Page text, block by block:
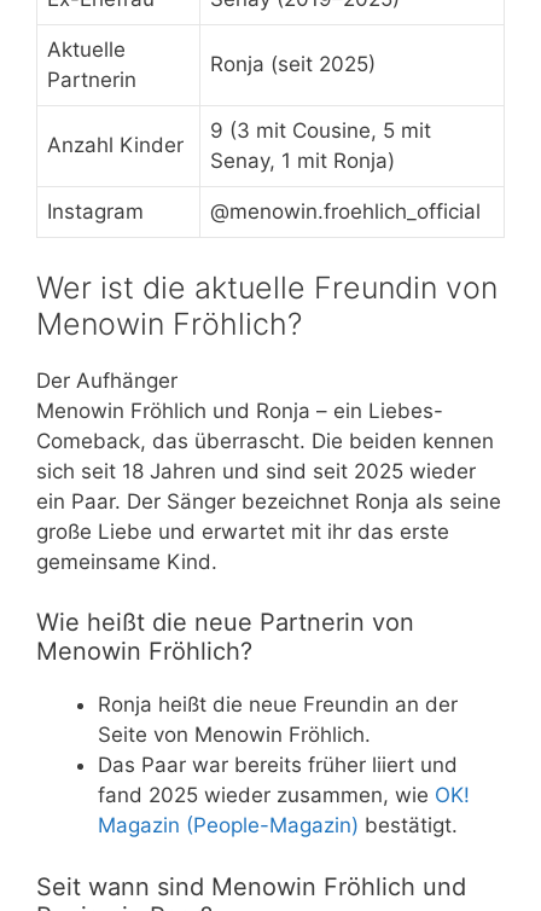
Aktuelle
Partnerin
Ronja (seit 2025)
Anzahl Kinder
9 (3 mit Cousine, 5 mit
Senay, 1 mit Ronja)
Instagram @menowin.froehlich_official
Wer ist die aktuelle Freundin von
Menowin Fröhlich?
Der Aufhänger
Menowin Fröhlich und Ronja – ein Liebes-
Comeback, das überrascht. Die beiden kennen
sich seit 18 Jahren und sind seit 2025 wieder
ein Paar. Der Sänger bezeichnet Ronja als seine
große Liebe und erwartet mit ihr das erste
gemeinsame Kind.
Wie heißt die neue Partnerin von
Menowin Fröhlich?
Ronja heißt die neue Freundin an der
Seite von Menowin Fröhlich.
Das Paar war bereits früher liiert und
fand 2025 wieder zusammen, wie OK!
Magazin (People-Magazin) bestätigt.
Seit wann sind Menowin Fröhlich und